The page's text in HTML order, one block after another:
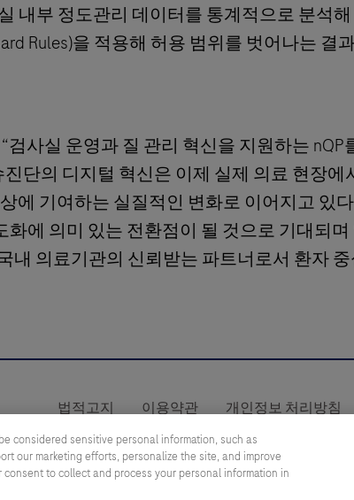
내부 정도관리 데이터를 통계적으로 분석
Rules)을 적용해 허용 범위를 벗어나는 결
검사실 운영과 질 관리 혁신을 지원하는 nQP
진단의 디지털 혁신은 이제 실제 의료 현장에
에 기여하는 실질적인 변화로 이어지고 있
화에 의미 있는 전환점이 될 것으로 기대되
내 의료기관의 신뢰받는 파트너로서 환자
법적고지 이용약관 개인정보 처리방침
제품 안전성 정보
SOUTH KOREA
이 웹사이트에는 광범위한 청중을 대상으로 하는 제
considered sensitive personal information, such as
our marketing efforts, personalize the site, and improve
to collect and process your personal information in